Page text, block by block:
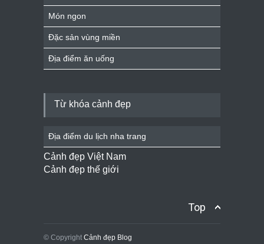
Món ngon
Đặc sản vùng miền
Địa điểm ăn uống
Từ khóa cảnh đẹp
Địa điểm du lịch nha trang
Cảnh đẹp Việt Nam
Cảnh đẹp thế giới
Top
© Copyright Cảnh đẹp Blog